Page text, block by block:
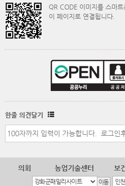
QR CODE 이미지를 스마
이 페이지로 연결됩니다.
한줄 의견달기
의회 농업기술센터 보